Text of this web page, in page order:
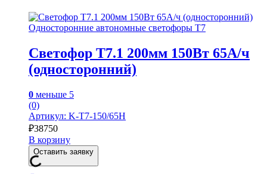
Односторонние автономные светофоры Т7
Светофор Т7.1 200мм 150Вт 65А/ч
(односторонний)
0 меньше 5
(0)
Артикул: K-Т7-150/65Н
₽38750
В корзину
Оставить заявку